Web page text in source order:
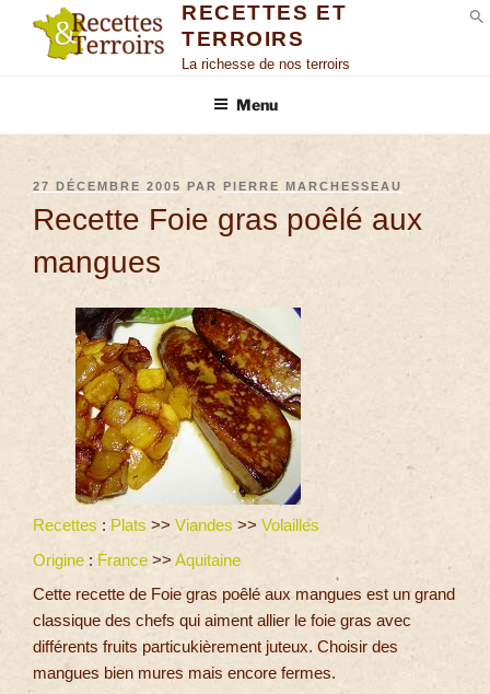
RECETTES ET
TERROIRS
La richesse de nos terroirs
Menu
27 DÉCEMBRE 2005 PAR PIERRE MARCHESSEAU
Recette Foie gras poêlé aux
mangues
Recettes : Plats >> Viandes >> Volailles
Origine : France >> Aquitaine
Cette recette de Foie gras poêlé aux mangues est un grand
classique des chefs qui aiment allier le foie gras avec
différents fruits particukièrement juteux. Choisir des
mangues bien mures mais encore fermes.